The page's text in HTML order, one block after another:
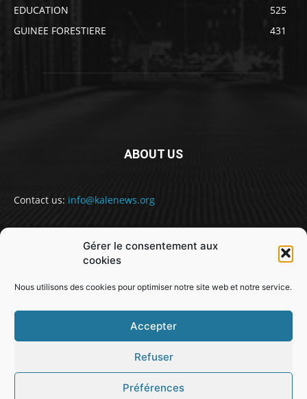
Gérer le consentement aux
cookies
Nous utilisons des cookies pour optimiser notre site web et notre service.
Accepter
Refuser
Préférences
EDUCATION
525
GUINEE FORESTIERE
431
ABOUT US
Contact us: info@kalenews.org
FOLLOW US
@snabe// sekou.nabe@abakusitsolutions.eu
SOCIETE SPORT